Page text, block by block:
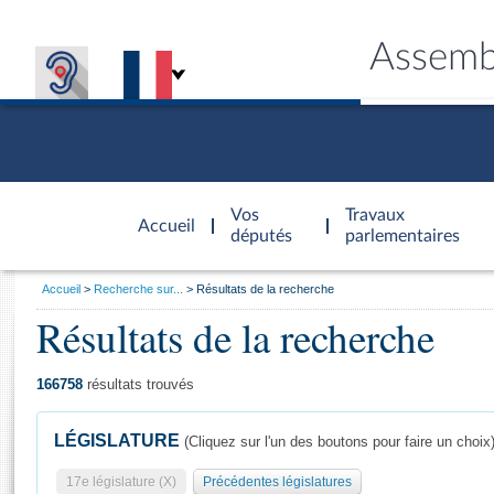
Accueil
d'accueil
Vos
députés
Travaux
parlementaires
Général
Vous
Accueil Recherche sur... Résultats de la recherche
Résultats de la recherche
166758 résultats trouvés
LÉGISLATURE (Cliquez sur l'un des boutons pour faire un choix)
17e législature (X) Précédentes législatures